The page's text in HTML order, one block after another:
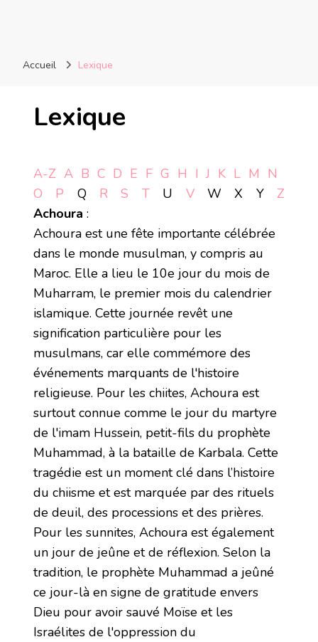
Accueil Lexique
Lexique
A-Z A B C D E F G H I J K L M N
O
P Q R S T U V W X Y
Z
Achoura :
Achoura est une fête importante célébrée
dans le monde musulman, y compris au
Maroc. Elle a lieu le 10e jour du mois de
Muharram, le premier mois du calendrier
islamique. Cette journée revêt une
signification particulière pour les
musulmans, car elle commémore des
événements marquants de l'histoire
religieuse. Pour les chiites, Achoura est
surtout connue comme le jour du martyre
de l'imam Hussein, petit-fils du prophète
Muhammad, à la bataille de Karbala. Cette
tragédie est un moment clé dans l’histoire
du chiisme et est marquée par des rituels
de deuil, des processions et des prières.
Pour les sunnites, Achoura est également
un jour de jeûne et de réflexion. Selon la
tradition, le prophète Muhammad a jeûné
ce jour-là en signe de gratitude envers
Dieu pour avoir sauvé Moïse et les
Israélites de l'oppression du